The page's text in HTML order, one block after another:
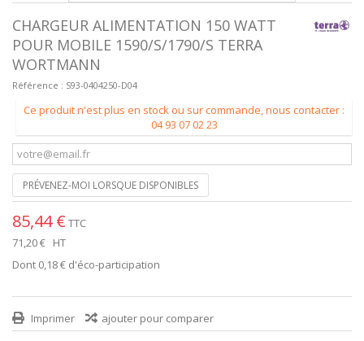
CHARGEUR ALIMENTATION 150 WATT
POUR MOBILE 1590/S/1790/S TERRA
WORTMANN
Référence : S93-0404250-D04
Ce produit n'est plus en stock ou sur commande, nous contacter :
04 93 07 02 23
PRÉVENEZ-MOI LORSQUE DISPONIBLES
85,44 € TTC
71,20 € HT
Dont 0,18 € d'éco-participation
Imprimer ajouter pour comparer